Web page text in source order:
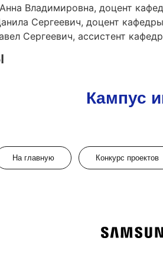
Владимировна, доцент
Сергеевич, доцент
Сергеевич, ассистент
Кампус
На главную Конкурс проектов